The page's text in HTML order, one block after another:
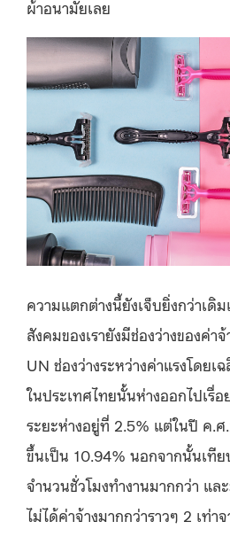
ผ้าอนามัยเลย
ความแตกต่างนี้ยังเจ็บยิ่งกว่าเดิม
สังคมของเรายังมีช่องว่างของค่า
UN ช่องว่างระหว่างค่าแรงโดย
ในประเทศไทยนั้นห่างออกไปเรื่
ระยะห่างอยู่ที่ 2.5% แต่ในปี ค.
ขึ้นเป็น 10.94% นอกจากนั้นเที
จำนวนชั่วโมงทำงานมากกว่า แล
ไม่ได้ค่าจ้างมากกว่าราวๆ 2 เท่า